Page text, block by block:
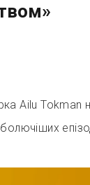
Ailu Tokman